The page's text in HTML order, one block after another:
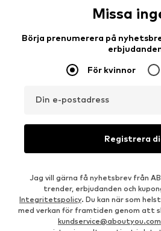
Missa
Börja prenumerera på
För kvinnor
Din e-postadress
Registrera
Jag vill gärna få nyhetsbrev från
trender, erbjudanden och
Integritetspolicy. Du kan när som
med verkan för framtiden genom att
kundservice@aboutyou.com